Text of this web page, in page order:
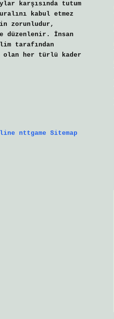
karşısında tutum
kabul etmez
zorunludur,
düzenlenir. İnsan
tarafından
olan her türlü kader
nttgame Sitemap